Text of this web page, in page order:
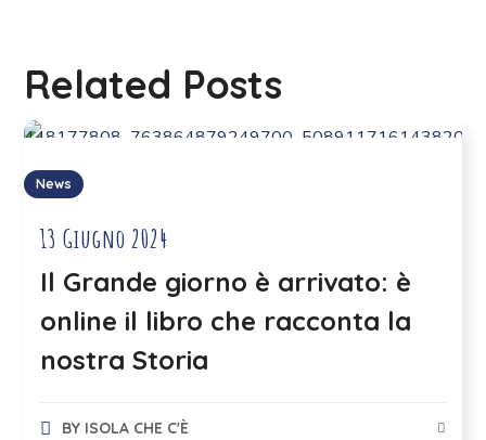
Related Posts
News
13 Giugno 2024
Il Grande giorno è arrivato: è
online il libro che racconta la
nostra Storia
BY ISOLA CHE C'È